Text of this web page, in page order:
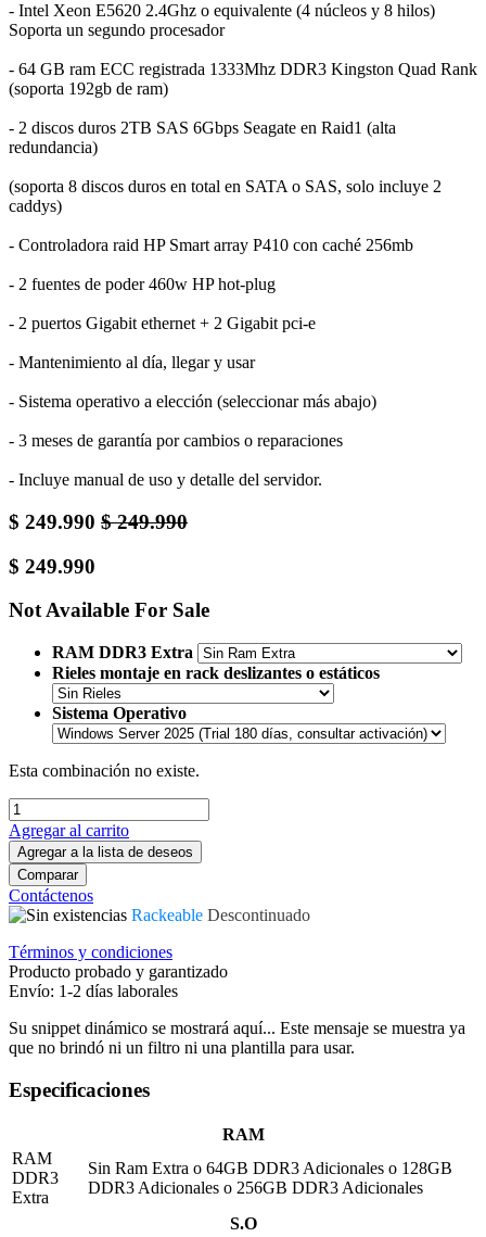
- Intel Xeon E5620 2.4Ghz o equivalente (4 núcleos y 8 hilos)
Soporta un segundo procesador
- 64 GB ram ECC registrada 1333Mhz DDR3 Kingston Quad Rank
(soporta 192gb de ram)
- 2 discos duros 2TB SAS 6Gbps Seagate en Raid1 (alta
redundancia)
(soporta 8 discos duros en total en SATA o SAS, solo incluye 2
caddys)
- Controladora raid HP Smart array P410 con caché 256mb
- 2 fuentes de poder 460w HP hot-plug
- 2 puertos Gigabit ethernet + 2 Gigabit pci-e
- Mantenimiento al día, llegar y usar
- Sistema operativo a elección (seleccionar más abajo)
- 3 meses de garantía por cambios o reparaciones
- Incluye manual de uso y detalle del servidor.
$ 249.990 $249.990
$ 249.990
Not Available For Sale
RAM DDR3 Extra
Rieles montaje en rack deslizantes o estáticos
Sistema Operativo
Esta combinación no existe.
Agregar al carrito
Agregar a la lista de deseos
Comparar
Contáctenos
Rackeable Descontinuado
Términos y condiciones
Producto probado y garantizado
Envío: 1-2 días laborales
Su snippet dinámico se mostrará aquí... Este mensaje se muestra ya
que no brindó ni un filtro ni una plantilla para usar.
Especificaciones
RAM
RAM
DDR3
Extra
Sin Ram Extra o 64GB DDR3 Adicionales o 128GB
DDR3 Adicionales o 256GB DDR3 Adicionales
S.O